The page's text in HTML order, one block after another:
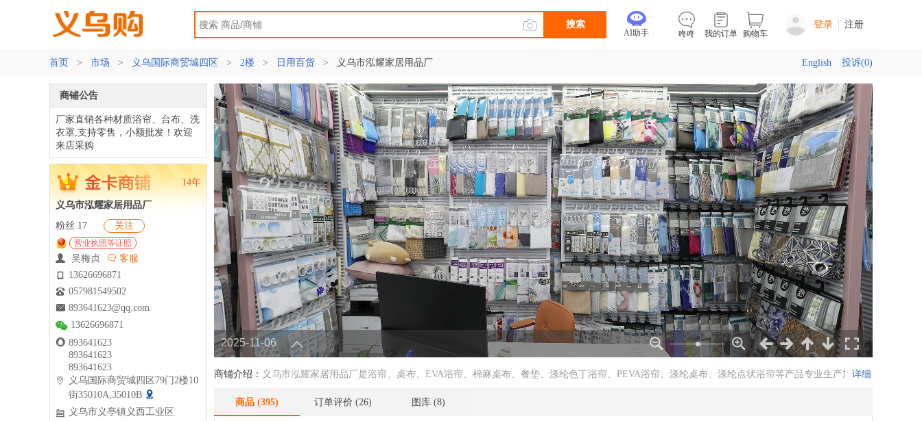
搜索
AI助手 咚咚 我的订单 购物车
登录 注册
首页 > 市场 > 义乌国际商贸城四区 > 2楼 > 日用百货 > 义乌市泓耀家居用品厂 English 投诉(0)
商铺公告
厂家直销各种材质浴帘、台布、洗
衣罩,支持零售，小额批发！欢迎
来店采购
义乌市泓耀家居用品厂
14年
粉丝 17 关注
营业执照等证照
吴梅贞
客服
13626696871
057981549502
893641623@qq.com
13626696871
893641623
893641623
893641623
义乌国际商贸城四区79门2楼10
街35010A,35010B
义乌市义亭镇义西工业区
2025-11-06
商铺介绍： 义乌市泓耀家居用品厂是浴帘、桌布、EVA浴帘、棉麻桌布、餐垫、涤纶色丁浴帘、PEVA浴帘、涤纶桌布、涤纶点状浴帘等产品专业生产加工的公司，
详细
商品 (395) 订单评价 (26) 图库 (8)